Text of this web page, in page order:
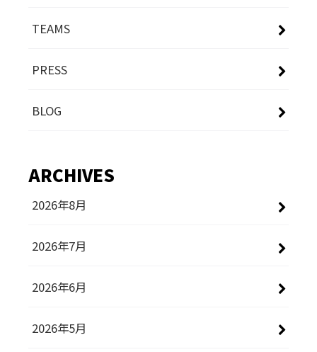
TEAMS
PRESS
BLOG
ARCHIVES
2026年8月
2026年7月
2026年6月
2026年5月